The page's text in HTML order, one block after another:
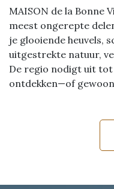
MAISON de la Bonne
meest ongerepte
je glooiende heuvels,
uitgestrekte natuur,
De regio nodigt uit tot
ontdekken—of